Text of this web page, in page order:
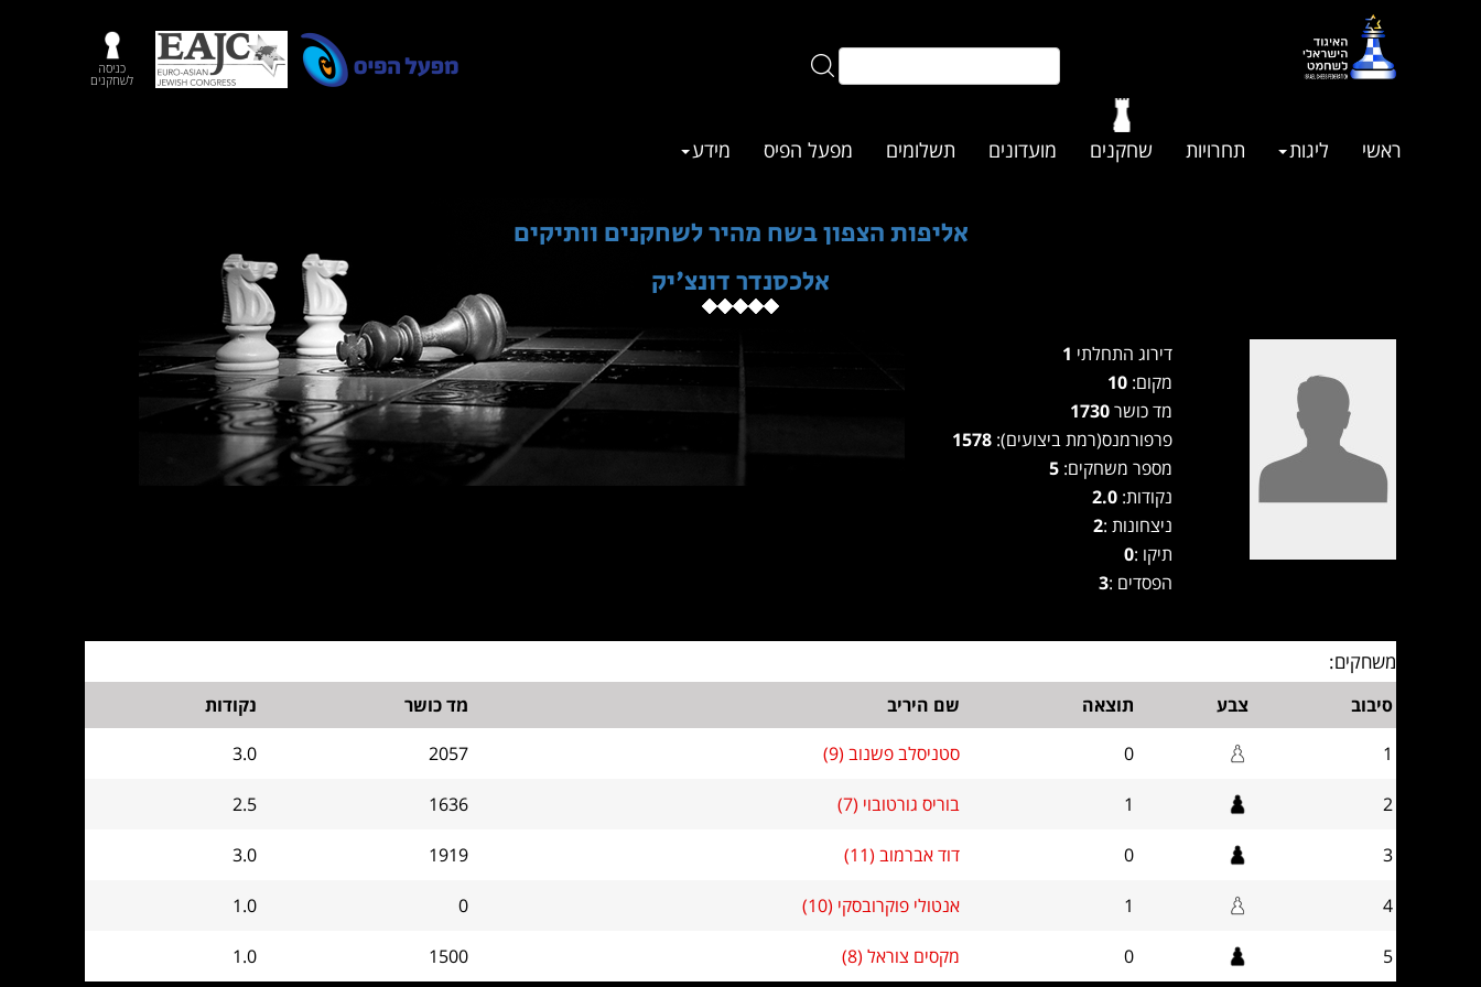
כניסה
לשחקנים
ראשי ליגות תחרויות שחקנים מועדונים תשלומים מפעל הפיס מידע
אליפות הצפון בשח מהיר לשחקנים וותיקים
אלכסנדר דונצ'יק
דירוג התחלתי
מקום: 10
מד כושר1730
פרפורמנס(רמת ביצועים): 1578
מספר משחקים: 5
נקודות:2.0
ניצחונות :2
תיקו :0
הפסדים :3
משחקים:
סיבוב צבע תוצאה שם היריב מד כושר
נקודות
1
0 סטניסלב פשנוב (9) 2057
3.0
2
1 בוריס גורטובוי (7) 1636
2.5
3
0 דוד אברמוב (11) 1919
3.0
4
1 אנטולי פוקרובסקי (10) 0
1.0
5
0 מקסים צוראל (8) 1500
1.0